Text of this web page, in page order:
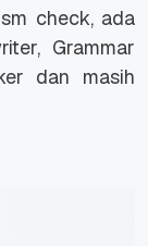
check, ada
Grammar
dan masih